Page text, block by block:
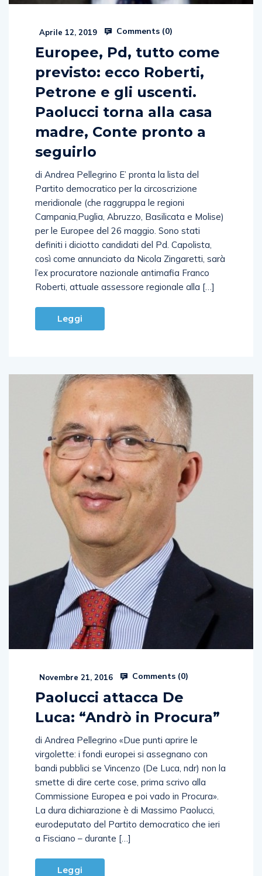
Aprile 12, 2019 Comments (0)
Europee, Pd, tutto come
previsto: ecco Roberti,
Petrone e gli uscenti.
Paolucci torna alla casa
madre, Conte pronto a
seguirlo
di Andrea Pellegrino E’ pronta la lista del
Partito democratico per la circoscrizione
meridionale (che raggruppa le regioni
Campania,Puglia, Abruzzo, Basilicata e Molise)
per le Europee del 26 maggio. Sono stati
definiti i diciotto candidati del Pd. Capolista,
così come annunciato da Nicola Zingaretti, sarà
l’ex procuratore nazionale antimafia Franco
Roberti, attuale assessore regionale alla […]
Leggi
Novembre 21, 2016 Comments (0)
Paolucci attacca De
Luca: “Andrò in Procura”
di Andrea Pellegrino «Due punti aprire le
virgolette: i fondi europei si assegnano con
bandi pubblici se Vincenzo (De Luca, ndr) non la
smette di dire certe cose, prima scrivo alla
Commissione Europea e poi vado in Procura».
La dura dichiarazione è di Massimo Paolucci,
eurodeputato del Partito democratico che ieri
a Fisciano – durante […]
Leggi